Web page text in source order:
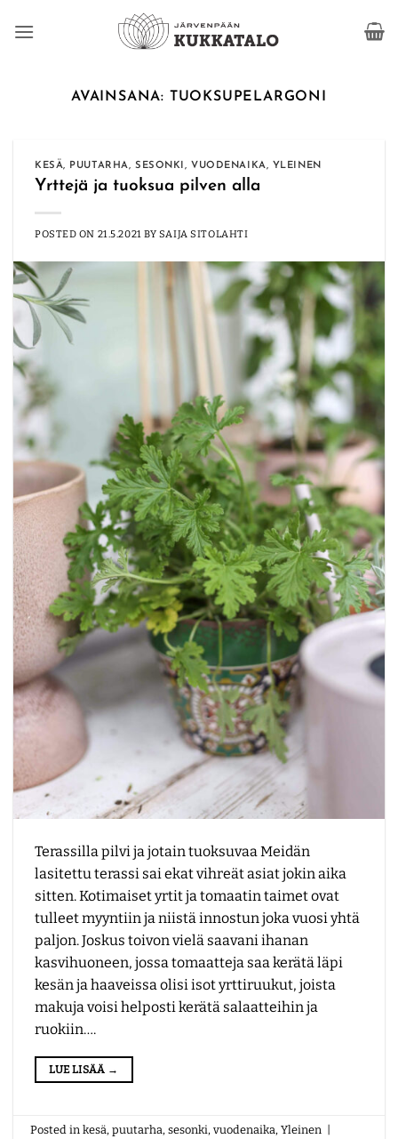
AVAINSANA: TUOKSUPELARGONI
KESÄ, PUUTARHA, SESONKI , VUODENAIKA, YLEINEN
Yrttejä ja tuoksua pilven alla
POSTED ON 21.5.2021 BY SAIJA SITOLAHTI
Terassilla pilvi ja jotain tuoksuvaa Meidän
lasitettu terassi sai ekat vihreät asiat jokin aika
sitten. Kotimaiset yrtit ja tomaatin taimet ovat
tulleet myyntiin ja niistä innostun joka vuosi yhtä
paljon. Joskus toivon vielä saavani ihanan
kasvihuoneen, jossa tomaatteja saa kerätä läpi
kesän ja haaveissa olisi isot yrttiruukut, joista
makuja voisi helposti kerätä salaatteihin ja
ruokiin….
LUE LISÄÄ →
Posted inkesä,puutarha,sesonki,vuodenaika,Yleinen